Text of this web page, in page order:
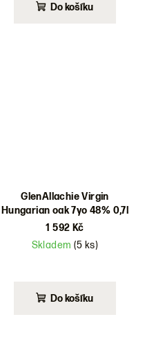
Do košíku
GlenAllachie Virgin
Hungarian oak 7yo 48% 0,7l
1 592 Kč
Skladem (5 ks)
Do košíku